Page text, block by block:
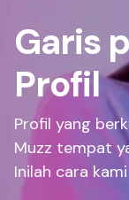
Garis
Profil
Profil yang
Muzz tempat
Inilah cara